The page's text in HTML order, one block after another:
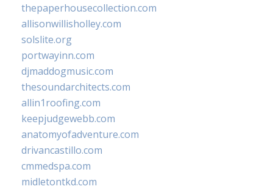
thepaperhousecollection.com
allisonwillisholley.com
solslite.org
portwayinn.com
djmaddogmusic.com
thesoundarchitects.com
allin1roofing.com
keepjudgewebb.com
anatomyofadventure.com
drivancastillo.com
cmmedspa.com
midletontkd.com